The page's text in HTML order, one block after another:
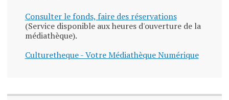
Consulter le fonds, faire des réservations
(Service disponible aux heures d'ouverture de la
médiathèque).
Culturetheque - Votre Médiathèque Numérique